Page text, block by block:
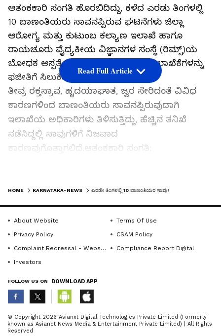
ಆತಂಕಕಾರಿ ಸಂಗತಿ ಹೊರಬಿದಿದ್ದು, ಕಳೆದ ಎರಡು ತಿಂಗಳಲ್ಲಿ
10 ಬಾಣಂತಿಯರು ಸಾವನಪ್ಪಿರುವ ಘಟನೆಗಳು ಜಿಲ್ಲಾ
ಆರೋಗ್ಯ ಮತ್ತು ಕುಟುಂಬ ಕಲ್ಯಾಣ ಇಲಾಖೆ ಹಾಗೂ
ರಾಯಚೂರು ವೈದ್ಯಕೀಯ ವಿಜ್ಞಾನಗಳ ಸಂಸ್ಥೆ (ರಿಮ್ಸ್‌)ಯ
ಬೋಧಕ ಆಸ್ಪತ್ರೆ ಮತ್ತು ಸಮಾಜ ಕಲ್ಯಾಣ ಇಲಾಖೆಕೆಗಳನ್ನು
ಫಜೀತಿಗೆ ಸಿಲುಕಿಸುವಂತೆ ಮಾಡಿದೆ.
ತೀವ್ರ ರಕ್ತಸ್ರಾವ, ಹೃದಯಾಘಾತ, ಜ್ವರ ಸೇರಿದಂತೆ ವಿವಿಧ
ಕಾರಣಗಳಿಂದ ಬಾಣಂತಿಯರು ಸಾವನಪ್ಪಿರುವುದಾಗಿ
ಇಲಾಖೆಯ ಅಧಿಕಾರಿಗಳು ತಿಳಿಸುತ್ತಿದ್ದು, ಹೆಚ್ಚಿನ ತನಿಖೆ
ನಡೆಸಿದ್ದಲ್ಲಿ ಸಾವುಗಳಿಗೆ ನಿಜವಾದ
ಕಾರಣವುಗೊತ್ತಾಗಲಿದೆ.ಆತಂಕಕಾರಿ ಸಂಗತಿ:
ಪ್ರಕರಣಗಳು ಸಂಚಲನ ಮೂಡಿಸಿದ್ದು, ರಾಯಚೂರು
ಸಾವನಪ್ಪಿದ್ದರೆ, ಪ್ರಸಕ್ತ ಸಾಲಿನ ಏಪ್ರಿಲ್‌ನಿಂದ
ಅಕ್ಟೋಬರ್‌ವರೆಗೆ 16 ಸರ್ಕಾರಿ ಆಸ್ಪತ್ರೆ, ಮೂರು ಖಾಸಗಿ
ಆಸ್ಪತ್ರೆ ಸೇರಿದಂತೆ ಒಟ್ಟಾರೆ ಏಳು ತಿಂಗಳಲ್ಲಿ 19
ಸಂಗತಿಯಾಗಿದೆ.ಜಿಲ್ಲೆಯ ರಾಯಚೂರು ನಗರ ಮತ್ತು
ಗ್ರಾಮೀಣ ಭಾಗದಲ್ಲಿ ಮೂರು ಜನ ಬಾಣಂತಿಯರು,
ಸಿಂಧನೂರಿನಲ್ಲಿ ಇಬ್ಬರು, ದೇವದುರ್ಗ, ಲಿಂಗಸುಗೂರು, ಮಸ್ಕಿ,
ಮಾನ್ವಿ ಮತ್ತು ಸಿರವಾರದಲ್ಲಿ ತಲಾ ಒಬ್ಬ ಬಾಣಂತಿಯರು
Read Full Article
ABOUT THE AUTHOR
K KannadaprabhaNewsNetwork
HOME KARNATAKA-NEWS ಎರಡೇ ತಿಂಗಳಲ್ಲಿ 10 ಬಾಣಂತಿಯರ ಸಾವು!
About Website
Terms Of Use
Privacy Policy
CSAM Policy
Complaint Redressal - Website
Compliance Report Digital
Investors
FOLLOW US ON DOWNLOAD APP
© Copyright 2026 Asianxt Digital Technologies Private Limited (Formerly
known as Asianet News Media & Entertainment Private Limited) | All Rights
Reserved